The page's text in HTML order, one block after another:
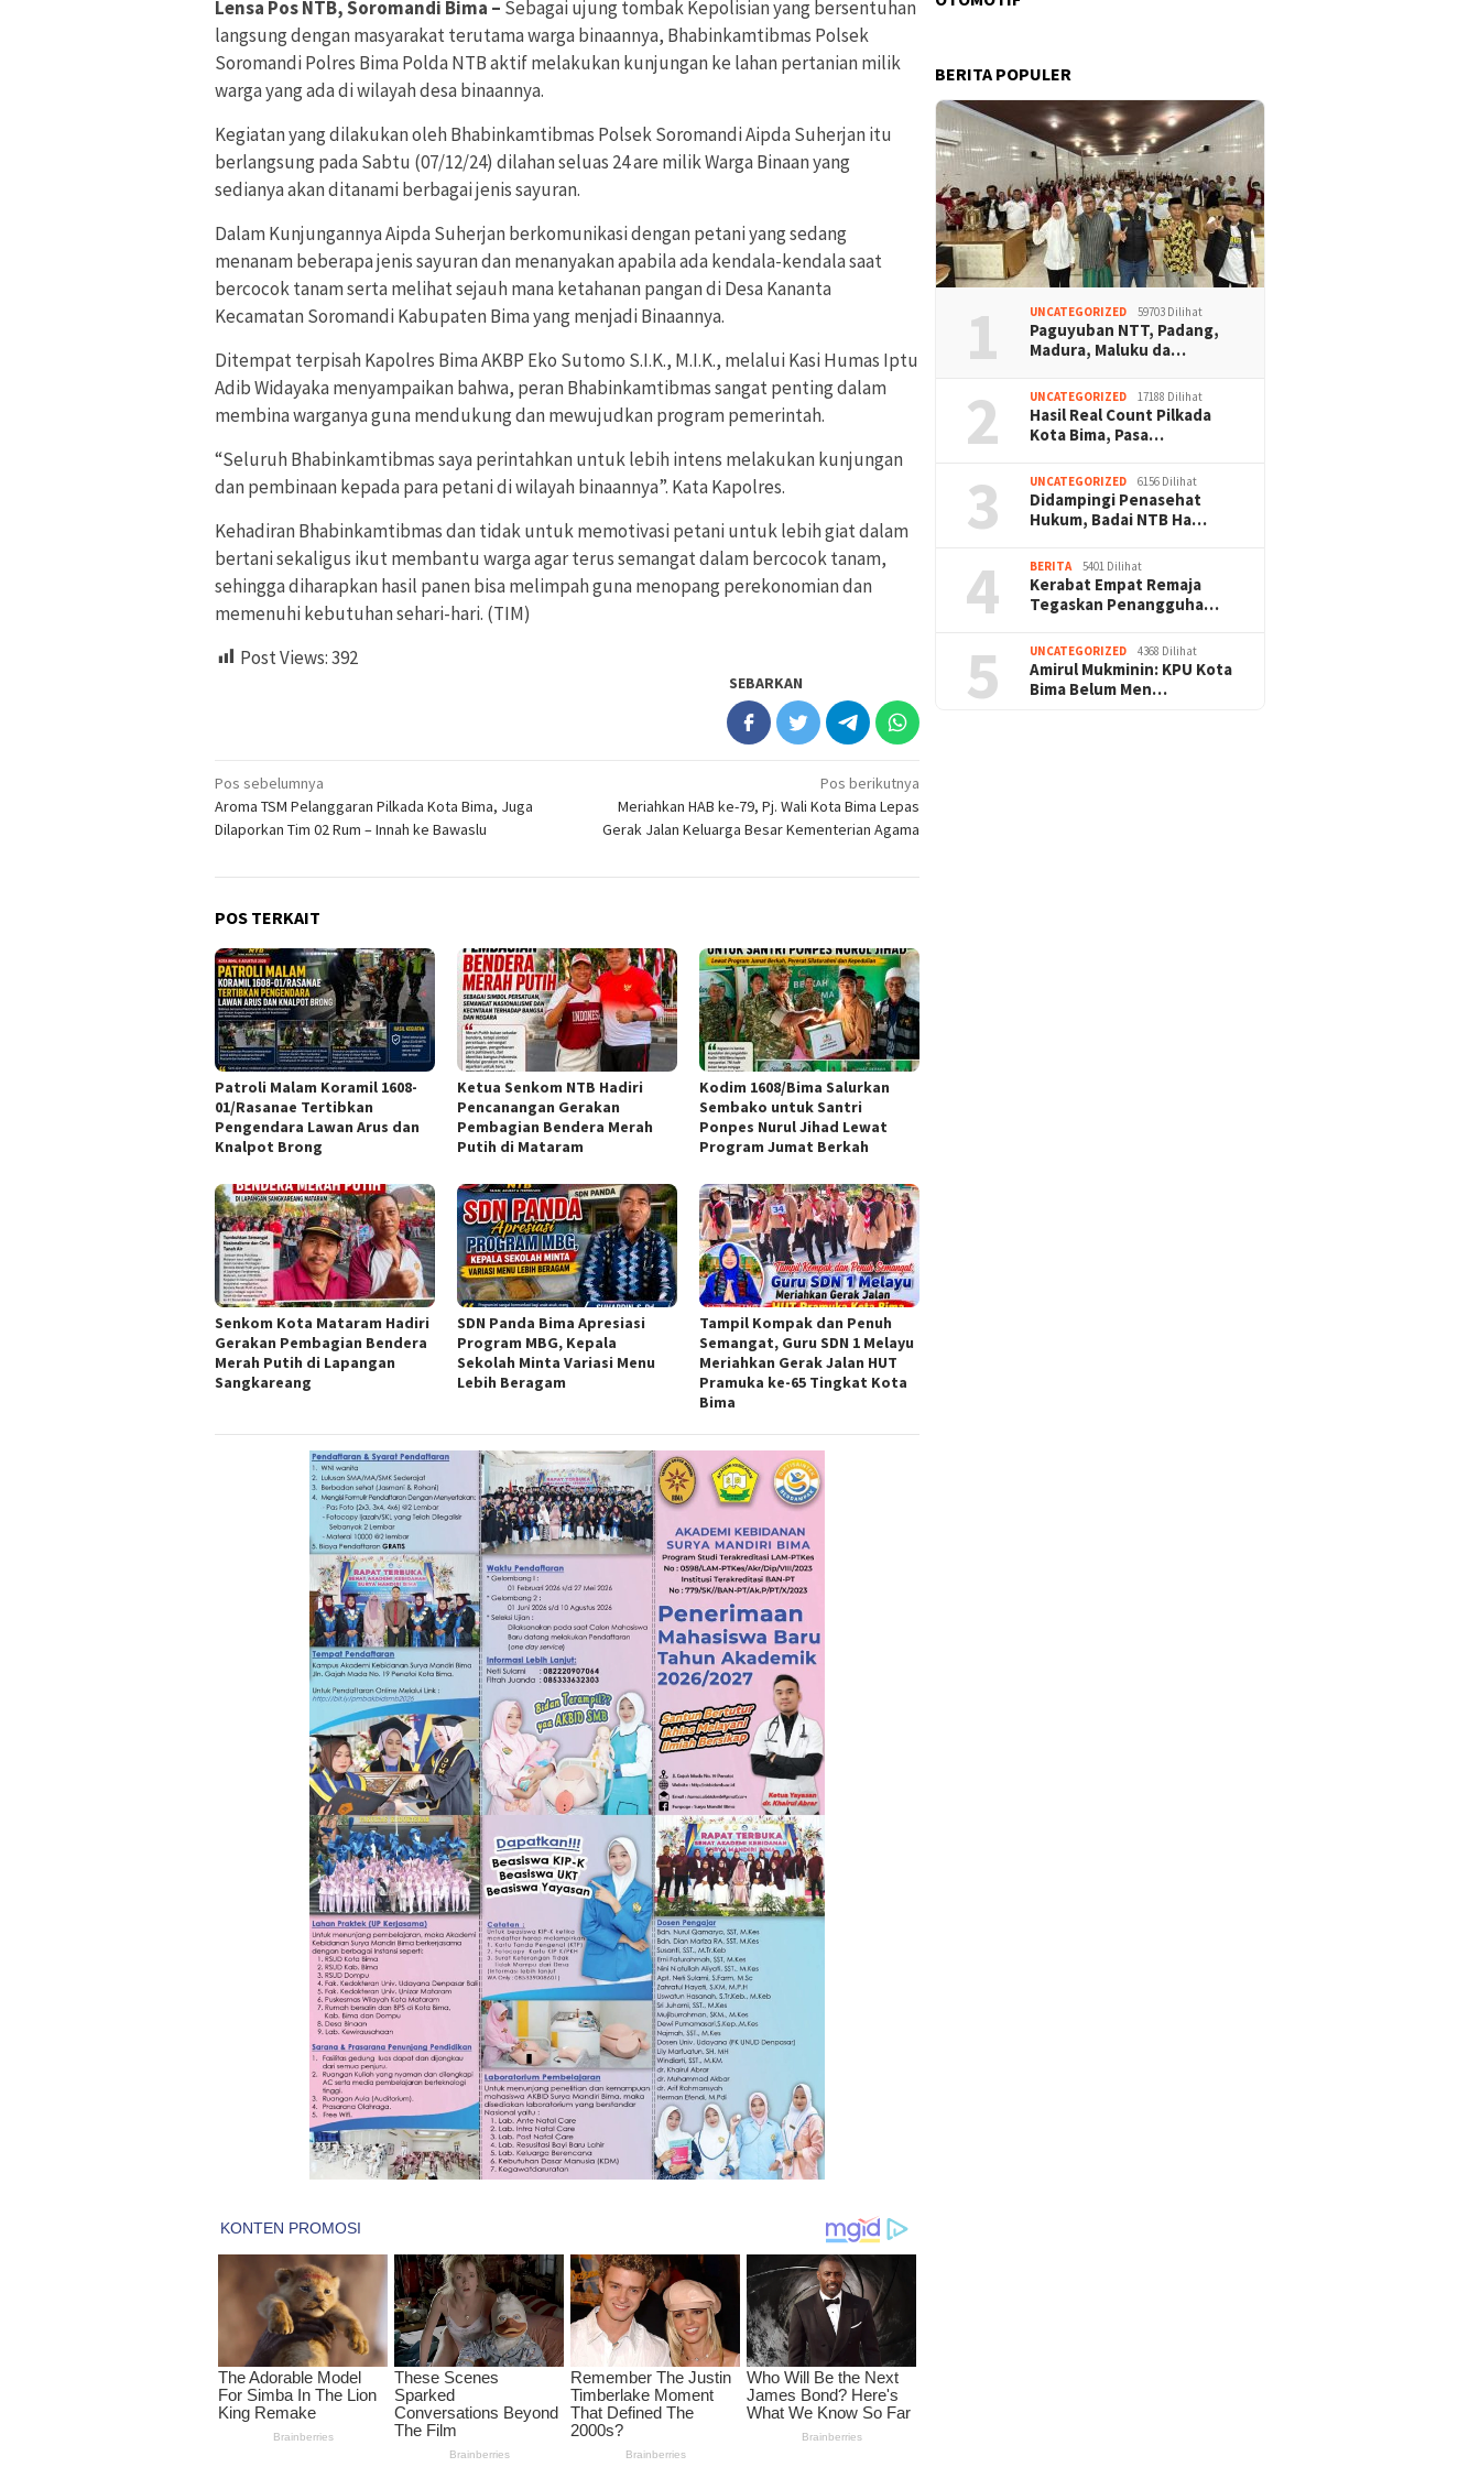
Lensa Pos NTB, Soromandi Bima – Sebagai ujung tombak Kepolisian yang bersentuhan
langsung dengan masyarakat terutama warga binaannya, Bhabinkamtibmas Polsek
Soromandi Polres Bima Polda NTB aktif melakukan kunjungan ke lahan pertanian milik
warga yang ada di wilayah desa binaannya.
Kegiatan yang dilakukan oleh Bhabinkamtibmas Polsek Soromandi Aipda Suherjan itu
berlangsung pada Sabtu (07/12/24) dilahan seluas 24 are milik Warga Binaan yang
sedianya akan ditanami berbagai jenis sayuran.
Dalam Kunjungannya Aipda Suherjan berkomunikasi dengan petani yang sedang
menanam beberapa jenis sayuran dan menanyakan apabila ada kendala-kendala saat
bercocok tanam serta melihat sejauh mana ketahanan pangan di Desa Kananta
Kecamatan Soromandi Kabupaten Bima yang menjadi Binaannya.
Ditempat terpisah Kapolres Bima AKBP Eko Sutomo S.I.K., M.I.K., melalui Kasi Humas Iptu
Adib Widayaka menyampaikan bahwa, peran Bhabinkamtibmas sangat penting dalam
membina warganya guna mendukung dan mewujudkan program pemerintah.
“Seluruh Bhabinkamtibmas saya perintahkan untuk lebih intens melakukan kunjungan
dan pembinaan kepada para petani di wilayah binaannya”. Kata Kapolres.
Kehadiran Bhabinkamtibmas dan tidak untuk memotivasi petani untuk lebih giat dalam
bertani sekaligus ikut membantu warga agar terus semangat dalam bercocok tanam,
sehingga diharapkan hasil panen bisa melimpah guna menopang perekonomian dan
memenuhi kebutuhan sehari-hari. (TIM)
Post Views:392
SEBARKAN
Navigasi
pos
Pos sebelumnya
Aroma TSM Pelanggaran Pilkada Kota Bima, Juga
Dilaporkan Tim 02 Rum – Innah ke Bawaslu
Pos berikutnya
Meriahkan HAB ke-79, Pj. Wali Kota Bima Lepas
Gerak Jalan Keluarga Besar Kementerian Agama
POS TERKAIT
Patroli Malam Koramil 1608-
01/Rasanae Tertibkan
Pengendara Lawan Arus dan
Knalpot Brong
Ketua Senkom NTB Hadiri
Pencanangan Gerakan
Pembagian Bendera Merah
Putih di Mataram
Kodim 1608/Bima Salurkan
Sembako untuk Santri
Ponpes Nurul Jihad Lewat
Program Jumat Berkah
Senkom Kota Mataram Hadiri
Gerakan Pembagian Bendera
Merah Putih di Lapangan
Sangkareang
SDN Panda Bima Apresiasi
Program MBG, Kepala
Sekolah Minta Variasi Menu
Lebih Beragam
Tampil Kompak dan Penuh
Semangat, Guru SDN 1 Melayu
Meriahkan Gerak Jalan HUT
Pramuka ke-65 Tingkat Kota
Bima
BERITA POPULER
1 UNCATEGORIZED 59703 Dilihat
Paguyuban NTT, Padang,
Madura, Maluku da…
2 UNCATEGORIZED 17188 Dilihat
Hasil Real Count Pilkada
Kota Bima, Pasa…
3 UNCATEGORIZED 6156 Dilihat
Didampingi Penasehat
Hukum, Badai NTB Ha…
4 BERITA 5401 Dilihat
Kerabat Empat Remaja
Tegaskan Penangguha…
5 UNCATEGORIZED 4368 Dilihat
Amirul Mukminin: KPU Kota
Bima Belum Men…